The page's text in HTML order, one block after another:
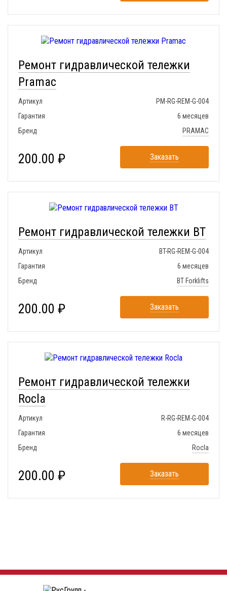
Ремонт гидравлической тележки
Pramac
Артикул
PM-RG-REM-G-004
Гарантия
6 месяцев
Бренд
PRAMAC
200.00 ₽ Заказать
Ремонт гидравлической тележки BT
Артикул
BT-RG-REM-G-004
Гарантия
6 месяцев
Бренд
BT Forklifts
200.00 ₽ Заказать
Ремонт гидравлической тележки
Rocla
Артикул
R-RG-REM-G-004
Гарантия
6 месяцев
Бренд
Rocla
200.00 ₽ Заказать